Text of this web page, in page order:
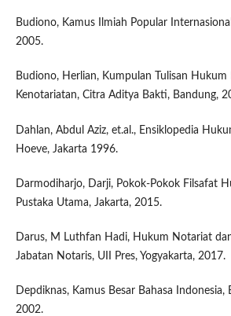
Budiono, Kamus Ilmiah Popular
2005.
Budiono, Herlian, Kumpulan Tulisan Hukum
Kenotariatan, Citra Aditya Bakti, Bandung,
Dahlan, Abdul Aziz, et.al., Ensiklopedia
Hoeve, Jakarta 1996.
Darmodiharjo, Darji, Pokok-Pokok Filsafat
Pustaka Utama, Jakarta, 2015.
Darus, M Luthfan Hadi, Hukum Notariat
Jabatan Notaris, UII Pres, Yogyakarta, 2017.
Depdiknas, Kamus Besar Bahasa Indonesia,
2002.